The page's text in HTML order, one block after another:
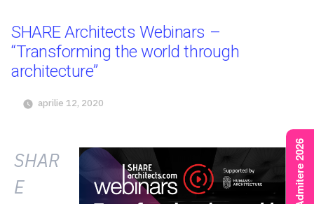
conținut
SHARE Architects Webinars –
“Transforming the world through
architecture”
aprilie 12, 2020
SHAR
E